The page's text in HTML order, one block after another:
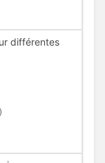
différentes